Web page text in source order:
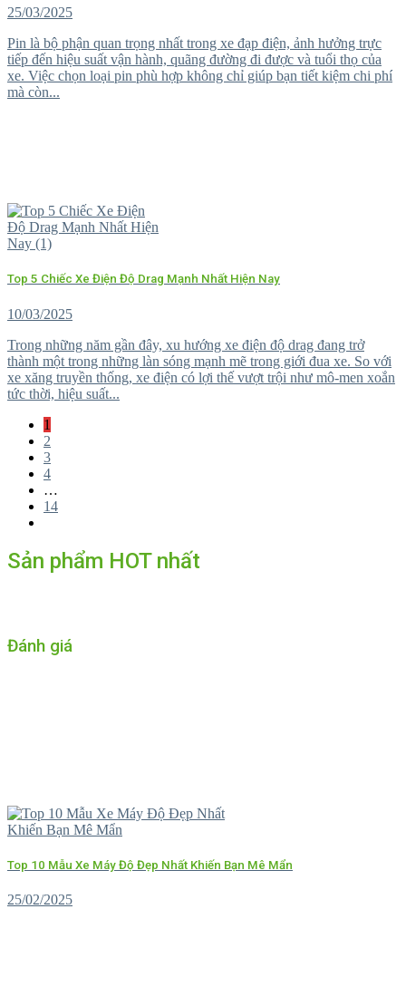
25/03/2025
Pin là bộ phận quan trọng nhất trong xe đạp điện, ảnh hưởng trực
tiếp đến hiệu suất vận hành, quãng đường đi được và tuổi thọ của
xe. Việc chọn loại pin phù hợp không chỉ giúp bạn tiết kiệm chi phí
mà còn...
Top 5 Chiếc Xe Điện Độ Drag Mạnh Nhất Hiện Nay
10/03/2025
Trong những năm gần đây, xu hướng xe điện độ drag đang trở
thành một trong những làn sóng mạnh mẽ trong giới đua xe. So với
xe xăng truyền thống, xe điện có lợi thế vượt trội như mô-men xoắn
tức thời, hiệu suất...
1
2
3
4
…
14
Sản phẩm HOT nhất
Đánh giá
Top 10 Mẫu Xe Máy Độ Đẹp Nhất Khiến Bạn Mê Mẩn
25/02/2025